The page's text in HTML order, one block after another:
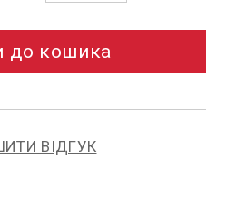
до кошика
ВІДГУК